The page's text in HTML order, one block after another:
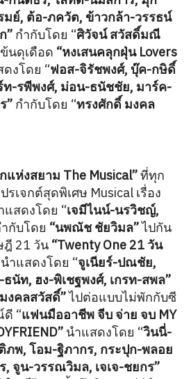
ย์, ต้อ-ภควัต, ข้าวกล้า-วรรธน์
” กำกับโดย “ศิวัจน์ สวัสดิ์มณี
นดุเดือด “หงเสนคลุกฝุ่น Lovers
งโดย “ฟอส-จิรัชพงศ์, บุ๊ค-กษิดิ์
ท-รพีพงศ์, ม่อน-ธนัชชัย, มาร์ค-
” กำกับโดย “ทรงศักดิ์ มงคล
แห่งสยาม The Musical”ที่ทุก
รเจกต์สุดพิเศษ Musical เรื่อง
แสดงโดย “เจมีไนน์-นรวิชญ์,
กับโดย “นพณัช ชัยวิมล”ไปกัน
21 วัน “Twenty One 21 วัน
นำแสดงโดย “จูเนียร์-ปณชัย,
นัท, ฮง-พิเชฐพงศ์, เกรท-สพล”
งคลสวัสดิ์”ไปต่อแบบไม่พักกับซี
“แฟนมืออาชีพ จีบ จ่าย จบ MY
นำแสดงโดย “วินนี่-
พ, โอม-ฐิภากร, กระปุก-พลอย
จูน-วรรณวิมล, เจเจ-ชยกร”